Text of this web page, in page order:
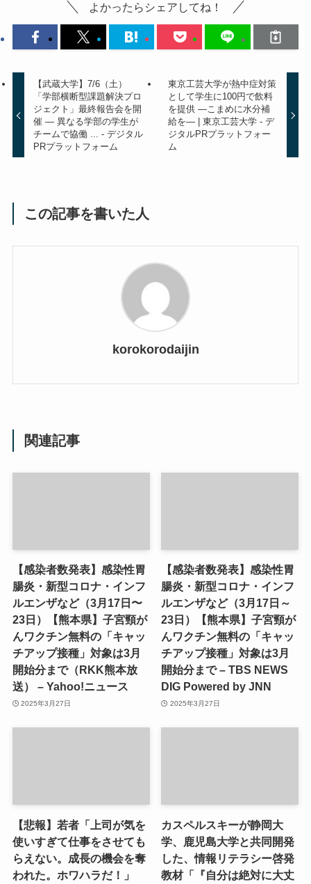
よかったらシェアしてね！
【武蔵大学】7/6（土）
「学部横断型課題解決プロ
ジェクト」最終報告会を開
催 ― 異なる学部の学生が
チームで協働 ... - デジタル
PRプラットフォーム
東京工芸大学が熱中症対策
として学生に100円で飲料
を提供 ―こまめに水分補
給を― | 東京工芸大学 - デ
ジタルPRプラットフォー
ム
この記事を書いた人
korokorodaijin
関連記事
【感染者数発表】感染性胃
腸炎・新型コロナ・インフ
ルエンザなど（3月17日〜
23日）【熊本県】子宮頸が
んワクチン無料の「キャッ
チアップ接種」対象は3月
開始分まで（RKK熊本放
送） – Yahoo!ニュース
2025年3月27日
【感染者数発表】感染性胃
腸炎・新型コロナ・インフ
ルエンザなど（3月17日～
23日）【熊本県】子宮頸が
んワクチン無料の「キャッ
チアップ接種」対象は3月
開始分まで – TBS NEWS
DIG Powered by JNN
2025年3月27日
【悲報】若者「上司が気を
使いすぎて仕事をさせても
らえない。成長の機会を奪
われた。ホワハラだ！」
カスペルスキーが静岡大
学、鹿児島大学と共同開発
した、情報リテラシー啓発
教材「『自分は絶対に大丈